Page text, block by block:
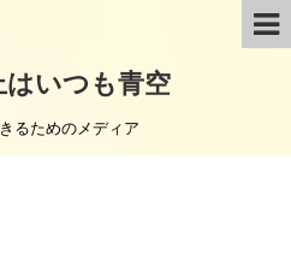
いつも青空
るためのメディア